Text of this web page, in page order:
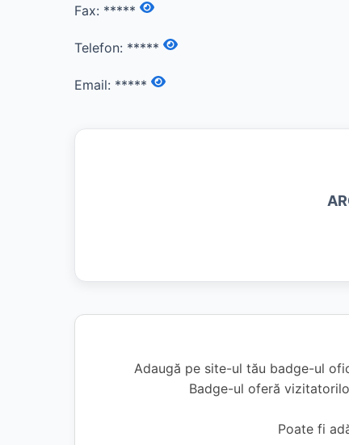
Fax: *****
Telefon: *****
Email: *****
Adaugă pe site-ul tău badge-ul
Badge-ul oferă
Poate fi